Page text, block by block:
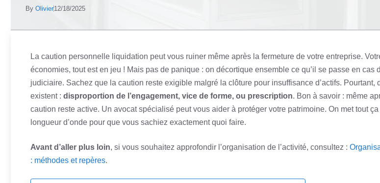
By Olivier12/18/2025
La caution personnelle liquidation peut vous ruiner même après la fermeture de votre entreprise.
économies, tout est en jeu ! Mais pas de panique : on décortique ensemble ce qu’il se passe en cas
judiciaire. Sachez que la caution reste exigible malgré la clôture pour insuffisance d’actifs. Pourtant,
existent : disproportion de l’engagement, vice de forme, ou prescription. Bon à savoir : même
caution reste active. Un avocat spécialisé peut vous aider à protéger votre patrimoine. On met tout
longueur d’onde pour que vous sachiez exactement quoi faire.
Avant d’aller plus loin, si vous souhaitez approfondir l’organisation de l’activité, consultez :
: méthodes et repères.